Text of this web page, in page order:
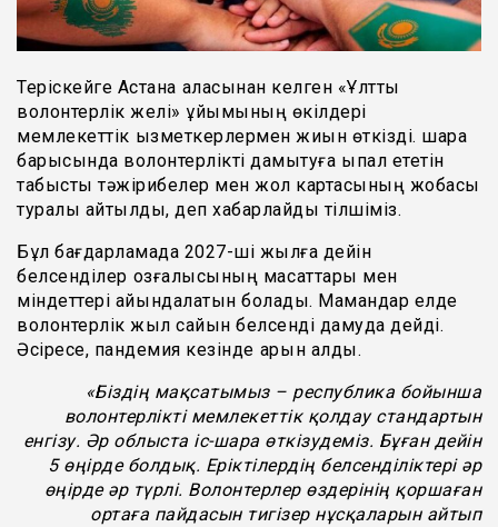
Теріскейге Астана қаласынан келген «Ұлттық
волонтерлік желі» ұйымының өкілдері
мемлекеттік қызметкерлермен жиын өткізді. шара
барысында волонтерлікті дамытуға ықпал ететін
табысты тәжірибелер мен жол картасының жобасы
туралы айтылды, деп хабарлайды тілшіміз.
Бұл бағдарламада 2027-ші жылға дейін
белсенділер қозғалысының мақсаттары мен
міндеттері айқындалатын болады. Мамандар елде
волонтерлік жыл сайын белсенді дамуда дейді.
Әсіресе, пандемия кезінде қарқын алды.
«Біздің мақсатымыз – республика бойынша
волонтерлікті мемлекеттік қолдау стандартын
енгізу. Әр облыста іс-шара өткізудеміз. Бұған дейін
5 өңірде болдық. Еріктілердің белсенділіктері әр
өңірде әр түрлі. Волонтерлер өздерінің қоршаған
ортаға пайдасын тигізер нұсқаларын айтып